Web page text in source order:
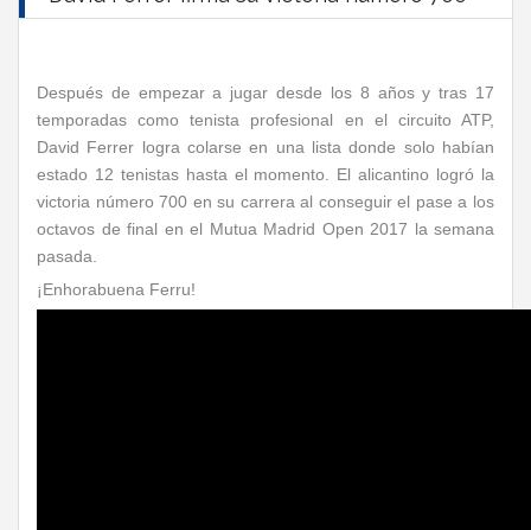
Después de empezar a jugar desde los 8 años y tras 17
temporadas como tenista profesional en el circuito ATP,
David Ferrer logra colarse en una lista donde solo habían
estado 12 tenistas hasta el momento. El alicantino logró la
victoria número 700 en su carrera al conseguir el pase a los
octavos de final en el Mutua Madrid Open 2017 la semana
pasada.
¡Enhorabuena Ferru!